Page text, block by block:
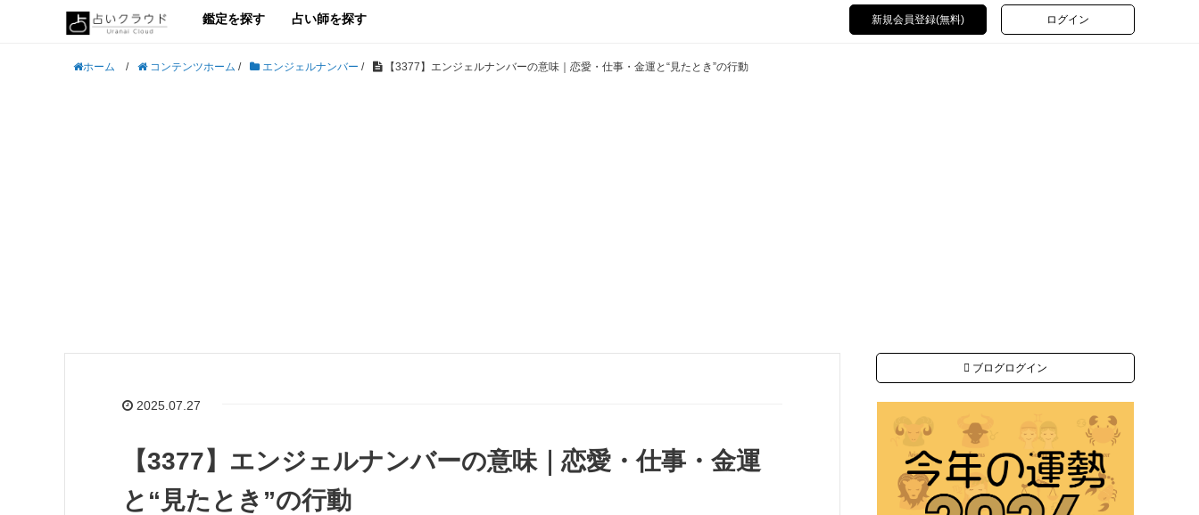
鑑定を探す 占い師を探す 新規会員登録(無料) ログイン
ホーム / コンテンツホーム / エンジェルナンバー / 【3377】エンジェルナンバーの意味｜恋愛・仕事・金運と“見たとき”の行動
2025.07.27
【3377】エンジェルナンバーの意味｜恋愛・仕事・金運
と“見たとき”の行動
ブログログイン